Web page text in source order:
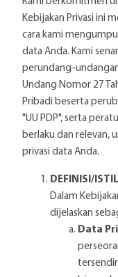
Kebijakan Privasi ini
cara kami
data Anda. Kami
perundang-
Undang Nomor 27
Pribadi beserta
"UU PDP", serta
berlaku dan relevan,
privasi data Anda.
DEFINISI/
Dalam
dijelaskan
Data